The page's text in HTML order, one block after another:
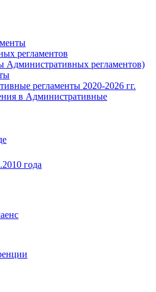
регламентов
Административных регламентов)
регламенты 2020-2026 гг.
в Административные
года